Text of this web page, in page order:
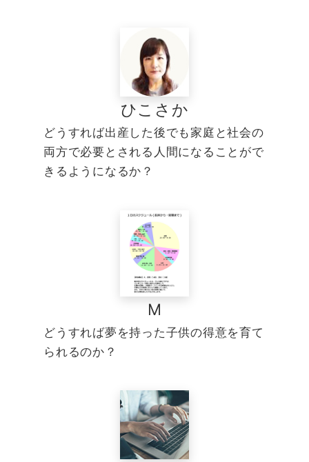
ひこさか
どうすれば出産した後でも家庭と社会の
両方で必要とされる人間になることがで
きるようになるか？
M
どうすれば夢を持った子供の得意を育て
られるのか？